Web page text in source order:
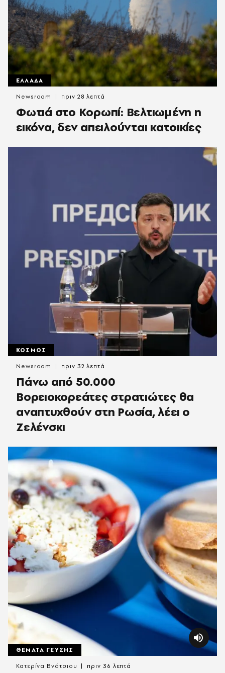
ΕΛΛΑΔΑ
Φωτιά στο Κορωπί: Βελτιωμένη η
εικόνα, δεν απειλούνται κατοικίες
Newsroom πριν 28 λεπτά
ΚΟΣΜΟΣ
Πάνω από 50.000
Βορειοκορεάτες στρατιώτες θα
αναπτυχθούν στη Ρωσία, λέει ο
Ζελένσκι
Newsroom πριν 32 λεπτά
ΘΕΜΑΤΑ ΓΕΥΣΗΣ
Κατερίνα Βνάτσιου πριν 36 λεπτά